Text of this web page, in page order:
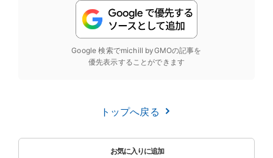
Google 検索でmichill byGMOの記事を
優先表示することができます
トップへ戻る